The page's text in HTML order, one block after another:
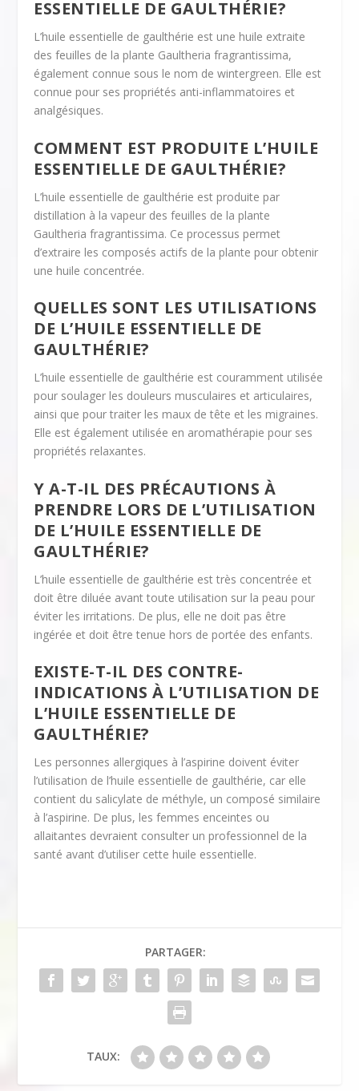
ESSENTIELLE DE GAULTHÉRIE?
L’huile essentielle de gaulthérie est une huile extraite
des feuilles de la plante Gaultheria fragrantissima,
également connue sous le nom de wintergreen. Elle est
connue pour ses propriétés anti-inflammatoires et
analgésiques.
COMMENT EST PRODUITE L’HUILE
ESSENTIELLE DE GAULTHÉRIE?
L’huile essentielle de gaulthérie est produite par
distillation à la vapeur des feuilles de la plante
Gaultheria fragrantissima. Ce processus permet
d’extraire les composés actifs de la plante pour obtenir
une huile concentrée.
QUELLES SONT LES UTILISATIONS
DE L’HUILE ESSENTIELLE DE
GAULTHÉRIE?
L’huile essentielle de gaulthérie est couramment utilisée
pour soulager les douleurs musculaires et articulaires,
ainsi que pour traiter les maux de tête et les migraines.
Elle est également utilisée en aromathérapie pour ses
propriétés relaxantes.
Y A-T-IL DES PRÉCAUTIONS À
PRENDRE LORS DE L’UTILISATION
DE L’HUILE ESSENTIELLE DE
GAULTHÉRIE?
L’huile essentielle de gaulthérie est très concentrée et
doit être diluée avant toute utilisation sur la peau pour
éviter les irritations. De plus, elle ne doit pas être
ingérée et doit être tenue hors de portée des enfants.
EXISTE-T-IL DES CONTRE-
INDICATIONS À L’UTILISATION DE
L’HUILE ESSENTIELLE DE
GAULTHÉRIE?
Les personnes allergiques à l’aspirine doivent éviter
l’utilisation de l’huile essentielle de gaulthérie, car elle
contient du salicylate de méthyle, un composé similaire
à l’aspirine. De plus, les femmes enceintes ou
allaitantes devraient consulter un professionnel de la
santé avant d’utiliser cette huile essentielle.
PARTAGER:
TAUX: